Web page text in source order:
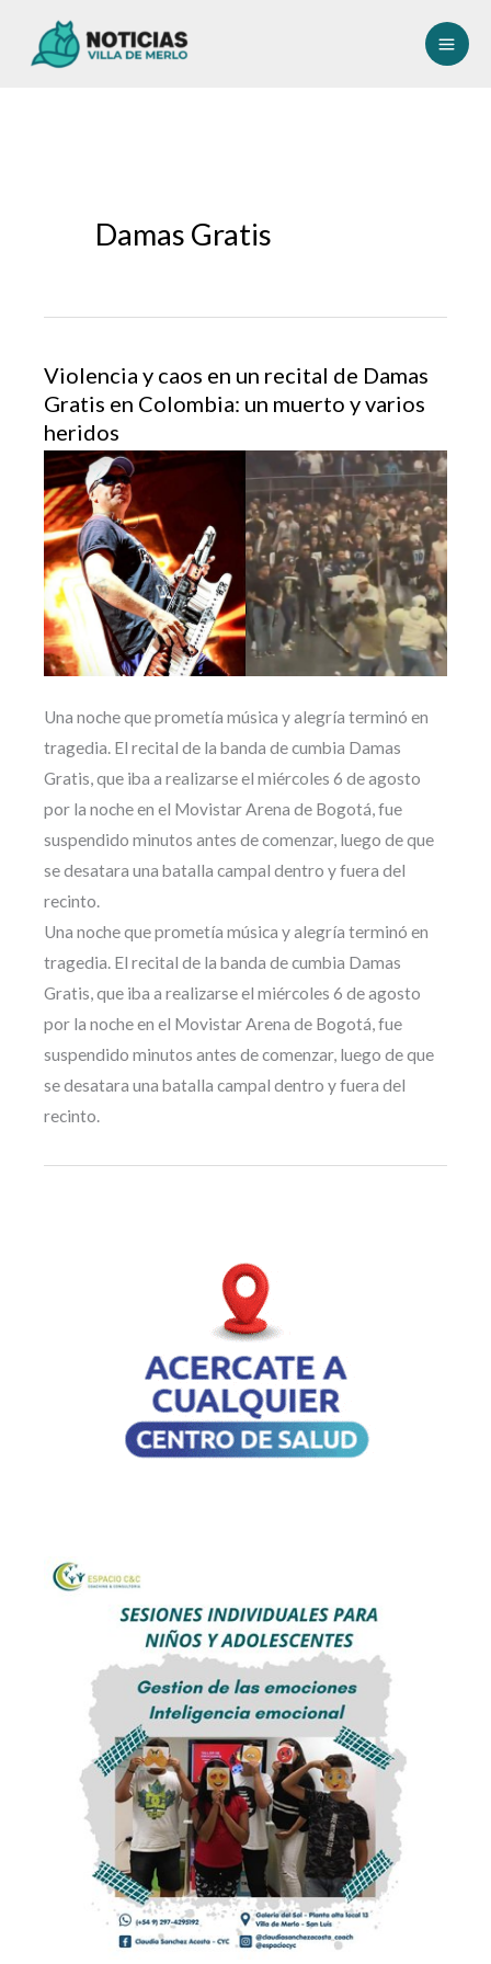
Damas Gratis
Violencia y caos en un recital de Damas
Gratis en Colombia: un muerto y varios
heridos
Una noche que prometía música y alegría terminó en
tragedia. El recital de la banda de cumbia Damas
Gratis, que iba a realizarse el miércoles 6 de agosto
por la noche en el Movistar Arena de Bogotá, fue
suspendido minutos antes de comenzar, luego de que
se desatara una batalla campal dentro y fuera del
recinto.
Una noche que prometía música y alegría terminó en
tragedia. El recital de la banda de cumbia Damas
Gratis, que iba a realizarse el miércoles 6 de agosto
por la noche en el Movistar Arena de Bogotá, fue
suspendido minutos antes de comenzar, luego de que
se desatara una batalla campal dentro y fuera del
recinto.